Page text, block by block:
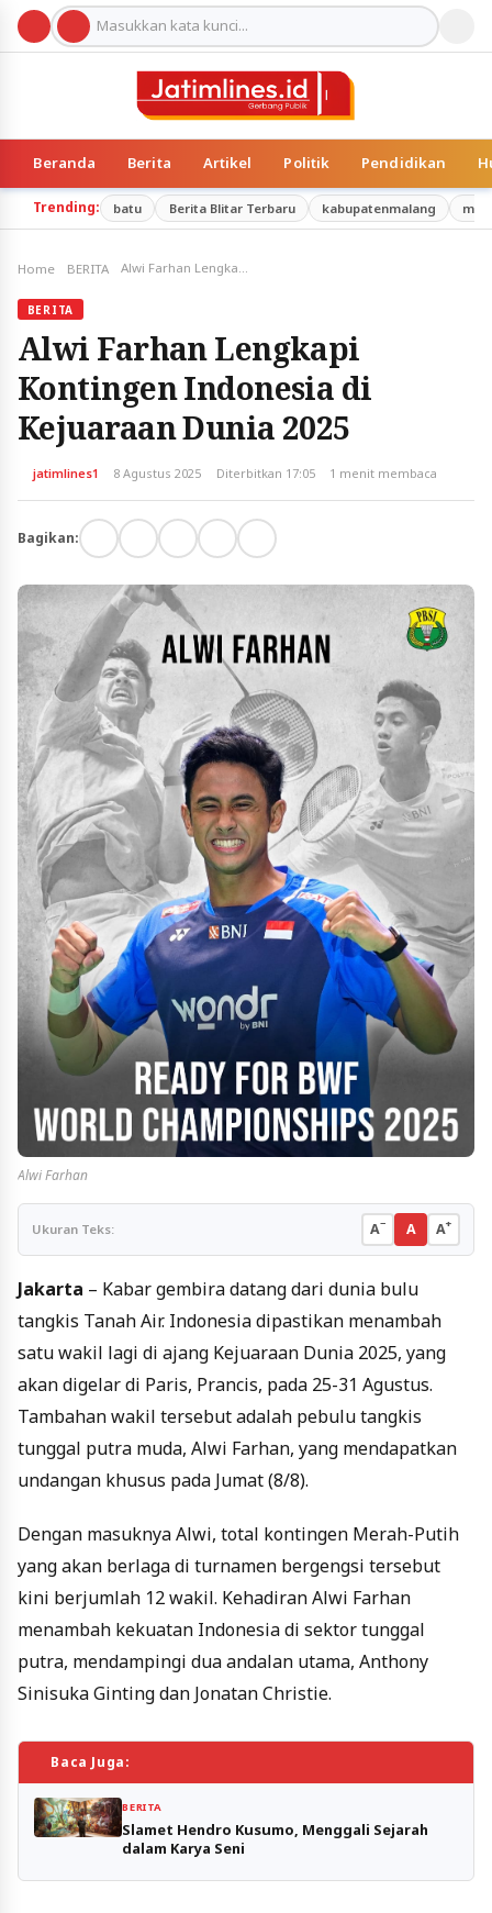
Beranda Berita Artikel Politik Pendidikan
Trending: batu Berita Blitar Terbaru kabupatenmalang
Home BERITA
BERITA
Alwi Farhan Lengkapi
Kontingen Indonesia di
Kejuaraan Dunia 2025
jatimlines1 8 Agustus 2025 Diterbitkan 17:05 1 menit membaca
Bagikan:
Alwi Farhan
Ukuran Teks: A− A A+
Jakarta – Kabar gembira datang dari dunia bulu
tangkis Tanah Air. Indonesia dipastikan menambah
satu wakil lagi di ajang Kejuaraan Dunia 2025, yang
akan digelar di Paris, Prancis, pada 25-31 Agustus.
Tambahan wakil tersebut adalah pebulu tangkis
tunggal putra muda, Alwi Farhan, yang mendapatkan
undangan khusus pada Jumat (8/8).
Dengan masuknya Alwi, total kontingen Merah-Putih
yang akan berlaga di turnamen bergengsi tersebut
kini berjumlah 12 wakil. Kehadiran Alwi Farhan
menambah kekuatan Indonesia di sektor tunggal
putra, mendampingi dua andalan utama, Anthony
Sinisuka Ginting dan Jonatan Christie.
Baca Juga:
BERITA
Slamet Hendro Kusumo, Menggali Sejarah
dalam Karya Seni